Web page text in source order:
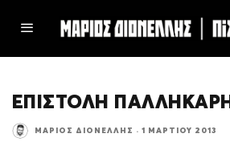
ΕΠΙΣΤΟΛΗ ΠΑΛΛΗΚΑΡΗ
ΜΆΡΙΟΣ ΔΙΟΝΈΛΛΗΣ · 1 ΜΑΡΤΊΟΥ 2013